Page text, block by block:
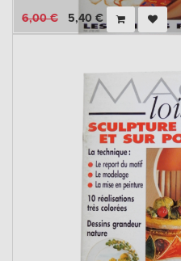
6,00€ 5,40 €